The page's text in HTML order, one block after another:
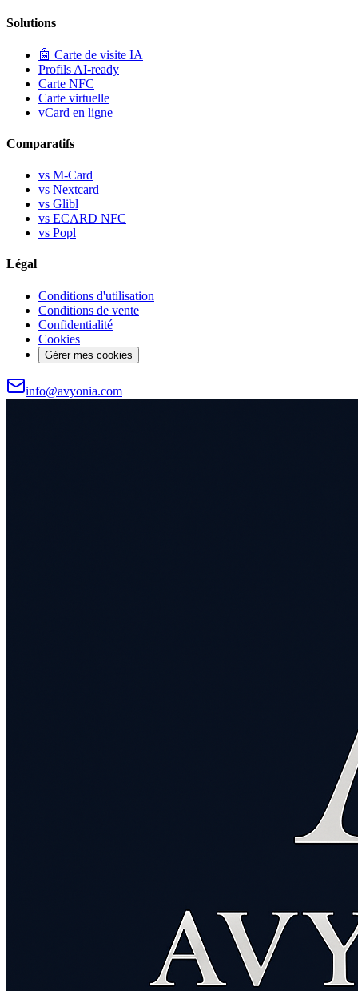
Solutions
🤖 Carte de visite IA
Profils AI-ready
Carte NFC
Carte virtuelle
vCard en ligne
Comparatifs
vs M-Card
vs Nextcard
vs Glibl
vs ECARD NFC
vs Popl
Légal
Conditions d'utilisation
Conditions de vente
Confidentialité
Cookies
Gérer mes cookies
info@avyonia.com